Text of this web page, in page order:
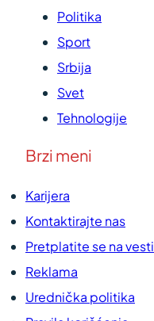
Politika
Sport
Srbija
Svet
Tehnologije
Brzi meni
Karijera
Kontaktirajte nas
Pretplatite se na vesti
Reklama
Urednička politika